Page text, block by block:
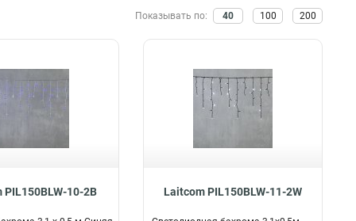
Показывать по: 40 100 200
PIL150BLW-10-2B Laitcom PIL150BLW-11-2W